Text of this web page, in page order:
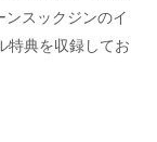
スックジンのイ
特典を収録してお